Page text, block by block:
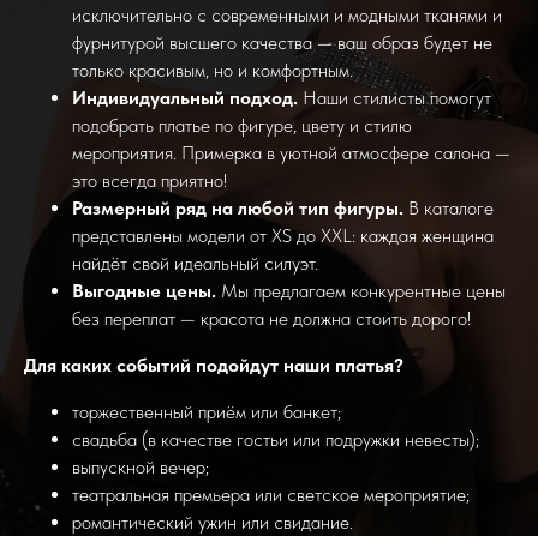
исключительно с современными и модными тканями и
фурнитурой высшего качества — ваш образ будет не
только красивым, но и комфортным.
Индивидуальный подход. Наши стилисты помогут
подобрать платье по фигуре, цвету и стилю
мероприятия. Примерка в уютной атмосфере салона —
это всегда приятно!
Размерный ряд на любой тип фигуры. В каталоге
представлены модели от XS до XXL: каждая женщина
найдёт свой идеальный силуэт.
Выгодные цены. Мы предлагаем конкурентные цены
без переплат — красота не должна стоить дорого!
Для каких событий подойдут наши платья?
торжественный приём или банкет;
свадьба (в качестве гостьи или подружки невесты);
выпускной вечер;
театральная премьера или светское мероприятие;
романтический ужин или свидание.